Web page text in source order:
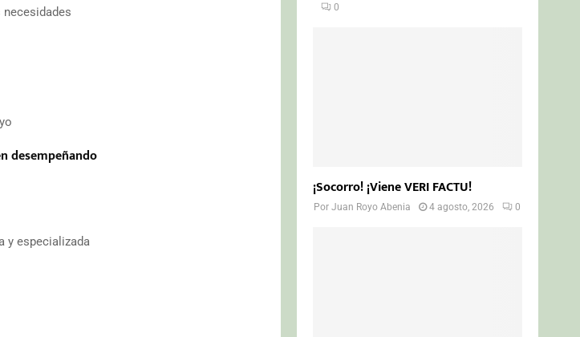
desempeñando
y especializada
0
¡Socorro! ¡Viene VERI FACTU!
PorJuan Royo Abenia 4 agosto, 2026 0